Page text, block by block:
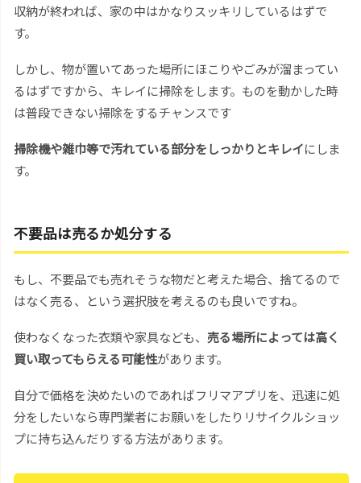
収納が終われば、家の中はかなりスッキリしているはずで
す。
しかし、物が置いてあった場所にほこりやごみが溜まってい
るはずですから、キレイに掃除をします。ものを動かした時
は普段できない掃除をするチャンスです
掃除機や雑巾等で汚れている部分をしっかりとキレイにしま
す。
不要品は売るか処分する
もし、不要品でも売れそうな物だと考えた場合、捨てるので
はなく売る、という選択肢を考えるのも良いですね。
使わなくなった衣類や家具なども、 売る場所によっては高く
買い取ってもらえる可能性があります。
自分で価格を決めたいのであればフリマアプリを、迅速に処
分をしたいなら専門業者にお願いをしたりリサイクルショッ
プに持ち込んだりする方法があります。